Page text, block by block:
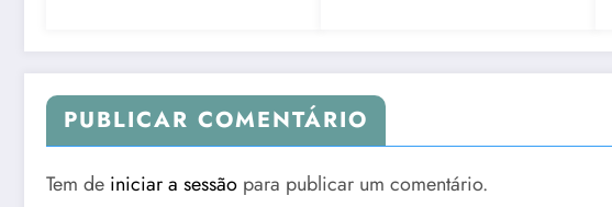
PUBLICAR COMENTÁRIO
Tem de iniciar a sessão para publicar um comentário.